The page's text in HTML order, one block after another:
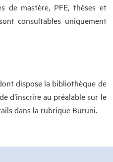
de mastère, PFE, thèses et
consultables uniquement
dispose la bibliothèque de
d’inscrire au préalable sur le
dans la rubrique Buruni.